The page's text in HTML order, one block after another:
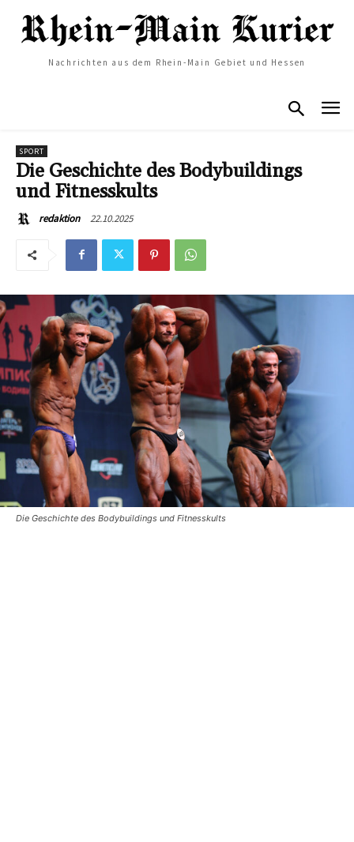
Nachrichten aus dem Rhein-Main Gebiet und Hessen
SPORT
Die Geschichte des Bodybuildings
und Fitnesskults
redaktion 22.10.2025
Die Geschichte des Bodybuildings und Fitnesskults